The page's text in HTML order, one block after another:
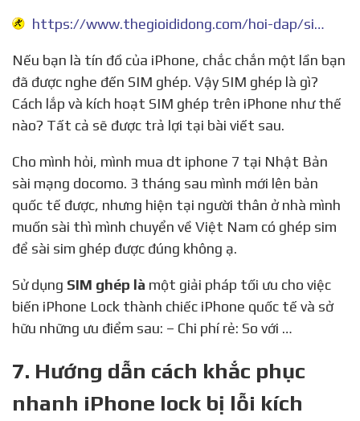
https://www.thegioididong.com/hoi-dap/sim-ghep-la-gi-804432
Nếu bạn là tín đồ của iPhone, chắc chắn một lần bạn
đã được nghe đến SIM ghép. Vậy SIM ghép là gì?
Cách lắp và kích hoạt SIM ghép trên iPhone như thế
nào? Tất cả sẽ được trả lợi tại bài viết sau.
Cho mình hỏi, mình mua dt iphone 7 tại Nhật Bản
sài mạng docomo. 3 tháng sau mình mới lên bản
quốc tế được, nhưng hiện tại người thân ở nhà mình
muốn sài thì mình chuyển về Việt Nam có ghép sim
để sài sim ghép được đúng không ạ.
Sử dụng SIM ghép là một giải pháp tối ưu cho việc
biến iPhone Lock thành chiếc iPhone quốc tế và sở
hữu những ưu điểm sau: – Chi phí rẻ: So với …
7. Hướng dẫn cách khắc phục
nhanh iPhone lock bị lỗi kích